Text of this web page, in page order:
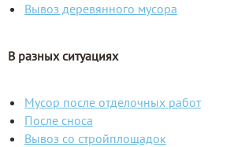
Вывоз деревянного мусора
В разных ситуациях
Мусор после отделочных работ
После сноса
Вывоз со стройплощадок